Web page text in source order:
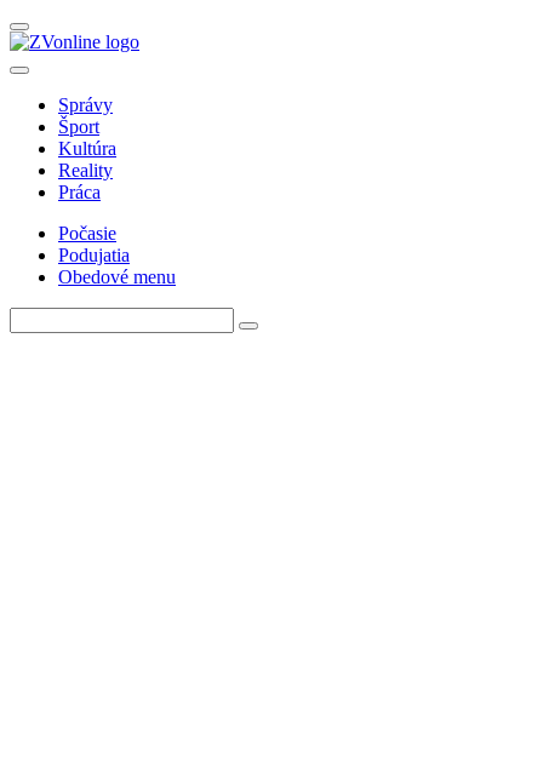
Správy
Šport
Kultúra
Reality
Práca
Počasie
Podujatia
Obedové menu